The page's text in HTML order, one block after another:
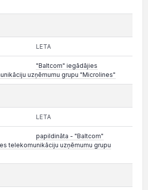
LETA
"Baltcom" iegādājies
uzņēmumu grupu "Microlines"
LETA
papildināta - "Baltcom"
telekomunikāciju uzņēmumu grupu